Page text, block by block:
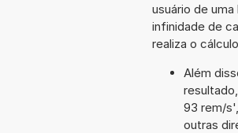
usuário de
infinidade de
realiza o
Além
93 rem/
outras